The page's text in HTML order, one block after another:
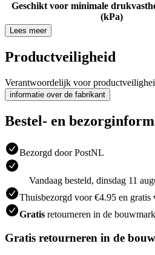
Geschikt voor minimale
(kPa)
Lees meer
Productveiligheid
Verantwoordelijk voor
informatie over de fabrikant
Bestel- en
Bezorgd door PostNL
Vandaag besteld, dinsdag 11
Thuisbezorgd voor €4.95 en gratis
Gratis retourneren in de
Gratis retourneren in de